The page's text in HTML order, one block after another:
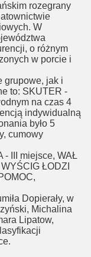
rozegrany
W
o różnym
w porcie i
grupowe, jak i
to: SKUTER -
na czas 4
indywidualną
było 5
cumowy
- III miejsce, WAŁ
ŁODZI
Dopierały, w
Michalina
Lipatow,